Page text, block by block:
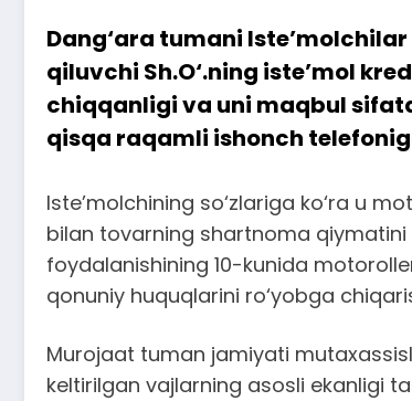
Dang‘ara tumani
qiluvchi Sh.O‘.ning iste’mol
chiqqanligi va uni maqbul
qisqa raqamli ishonch
Iste’molchining so‘zlariga ko‘ra u
bilan tovarning shartnoma
foydalanishining 10-kunida
qonuniy huquqlarini ro‘yobga
Murojaat tuman jamiyati
keltirilgan vajlarning asosli ekanligi